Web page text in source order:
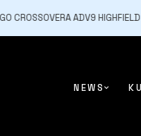
ADV9 HIGHFIELD
NEWS